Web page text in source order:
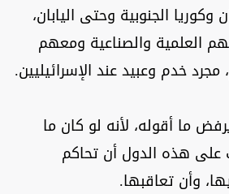
وكوريا الجنوبية وحتى اليابان،
العلمية والصناعية ومعهم
خدم وعبيد عند الإسرائيليين.
ما أقوله، لأنه لو كان ما
على هذه الدول أن تحاكم
وأن تعاقبها.